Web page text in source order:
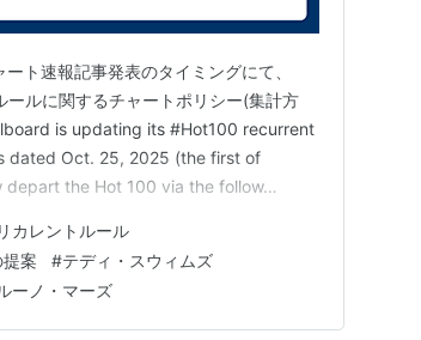
ト速報記事発表のタイミングにて、
ルに関するチャートポリシー(集計方
is updating its #Hot100 recurrent
dated Oct. 25, 2025 (the first of
depart the Hot 100 via the follow…
リカレントルール
案 #テディ・スウィムズ
ーノ・マーズ